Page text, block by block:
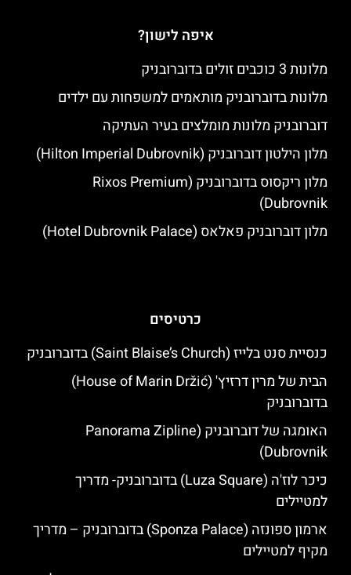
איפה לישון?
מלונות 3 כוכבים זולים בדוברובניק
מלונות בדוברובניק מותאמים למשפחות עם ילדים
דוברובניק מלונות מומלצים בעיר העתיקה
מלון הילטון דוברובניק (Hilton Imperial Dubrovnik)
מלון ריקסוס בדוברובניק (Rixos Premium
Dubrovnik)
מלון דוברובניק פאלאס (Hotel Dubrovnik Palace)
כרטיסים
כנסיית סנט בלייז (Saint Blaise’s Church) בדוברובניק
הבית של מרין דרזיץ' (House of Marin Držić)
בדוברובניק
האומגה של דוברובניק (Panorama Zipline
Dubrovnik)
כיכר לוז'ה (Luza Square) בדוברובניק- מדריך
למטיילים
ארמון ספונזה (Sponza Palace) בדוברובניק – מדריך
מקיף למטיילים